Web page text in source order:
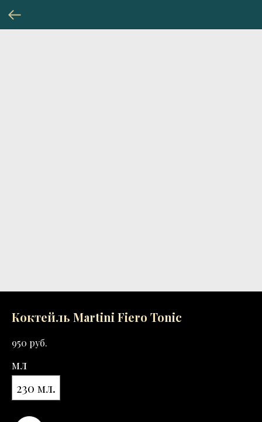
Коктейль Martini Fiero Tonic
950 руб.
мл
230 мл.